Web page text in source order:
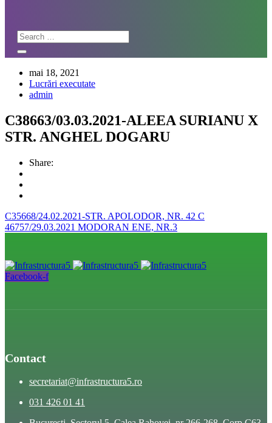
mai 18, 2021
Lucrări executate
admin
C38663/03.03.2021-ALEEA SURIANU X
STR. ANGHEL DOGARU
Share:
C35668/24.02.2021-STR. APOLODOR, NR. 42 C
46757/29.03.2021 MODORAN ENE, NR.3
Facebook-f
Contact
secretariat@infrastructura5.ro
031 426 01 41